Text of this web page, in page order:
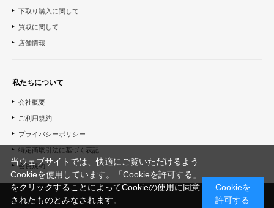
下取り購入に関して
買取に関して
店舗情報
私たちについて
会社概要
ご利用規約
プライバシーポリシー
特定商取引法に基づく表記
会員規約
当ウェブサイトでは、快適にご覧いただけるよう
Cookieを使用しています。「Cookieを許可する」
をクリックすることによってCookieの使用に同意
されたものとみなされます。
Cookieを
許可する